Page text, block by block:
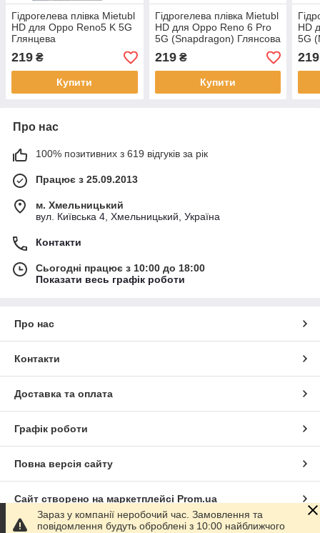
Гідрогелева плівка Mietubl
HD для Oppo Reno5 K 5G
Глянцева
219 ₴
Купити
Гідрогелева плівка Mietubl
HD для Oppo Reno 6 Pro
5G (Snapdragon) Глянсова
219₴
Купити
HD
5G
219
Про нас
100% позитивних з 619 відгуків за рік
Працює з 25.09.2013
м. Хмельницький
вул. Київська 4, Хмельницький, Україна
Контакти
Сьогодні працює з 10:00 до 18:00
Показати весь графік роботи
Про нас
Контакти
Доставка та оплата
Графік роботи
Повна версія сайту
Сайт створено на маркетплейсі Prom.ua
Зараз у компанії неробочий час. Замовлення та
повідомлення будуть оброблені з 10:00 найближчого